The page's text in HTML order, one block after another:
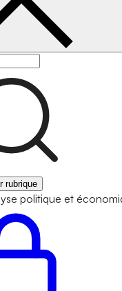
rubrique
politique et